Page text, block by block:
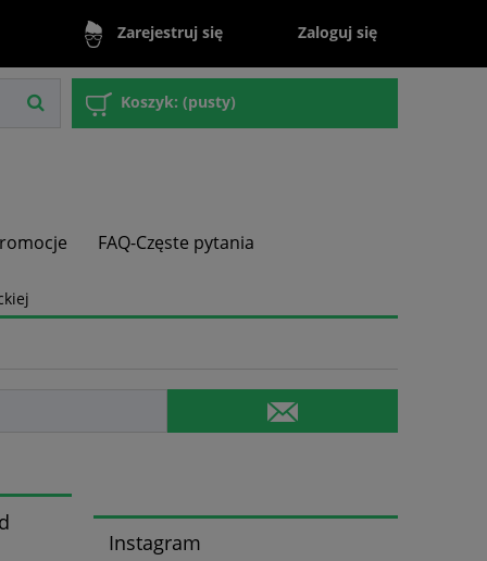
Zarejestruj się Zaloguj się
Koszyk: (pusty)
FAQ-Częste pytania
Instagram